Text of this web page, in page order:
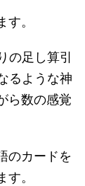
。
の足し算引
るような神
ら数の感覚
のカードを
。